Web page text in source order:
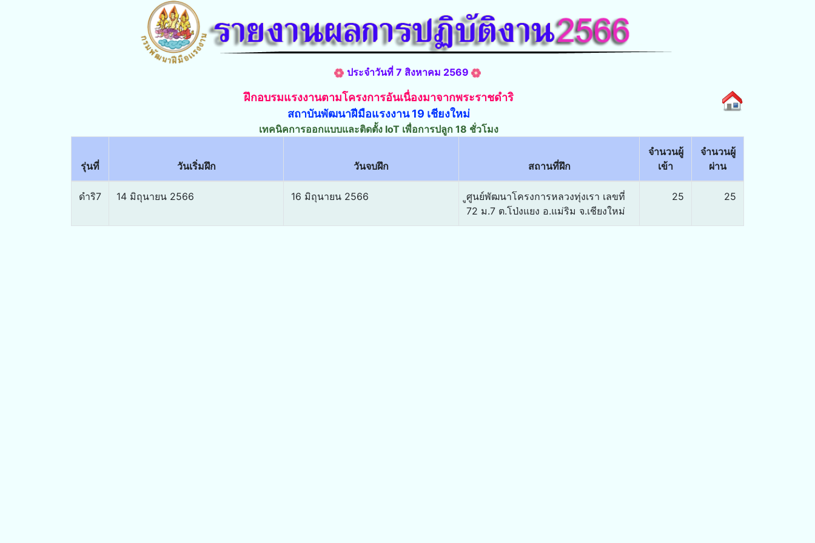
ประจำวันที่ 7 สิงหาคม 2569
ฝึกอบรมแรงงานตามโครงการอันเนื่องมาจากพระราชดำริ
สถาบันพัฒนาฝีมือแรงงาน 19 เชียงใหม่
เทคนิคการออกแบบและติดตั้ง IoT เพื่อการปลูก 18 ชั่วโมง
รุ่นที่ วันเริ่มฝึก วันจบฝึก สถานที่ฝึก
จำนวนผู้
เข้า
จำนวนผู้
ผ่าน
ดำริ7 14 มิถุนายน 2566 16 มิถุนายน 2566
ูศูนย์พัฒนาโครงการหลวงทุ่งเรา เลขที่
72 ม.7 ต.โป่งแยง อ.แม่ริม จ.เชียงใหม่
25 25